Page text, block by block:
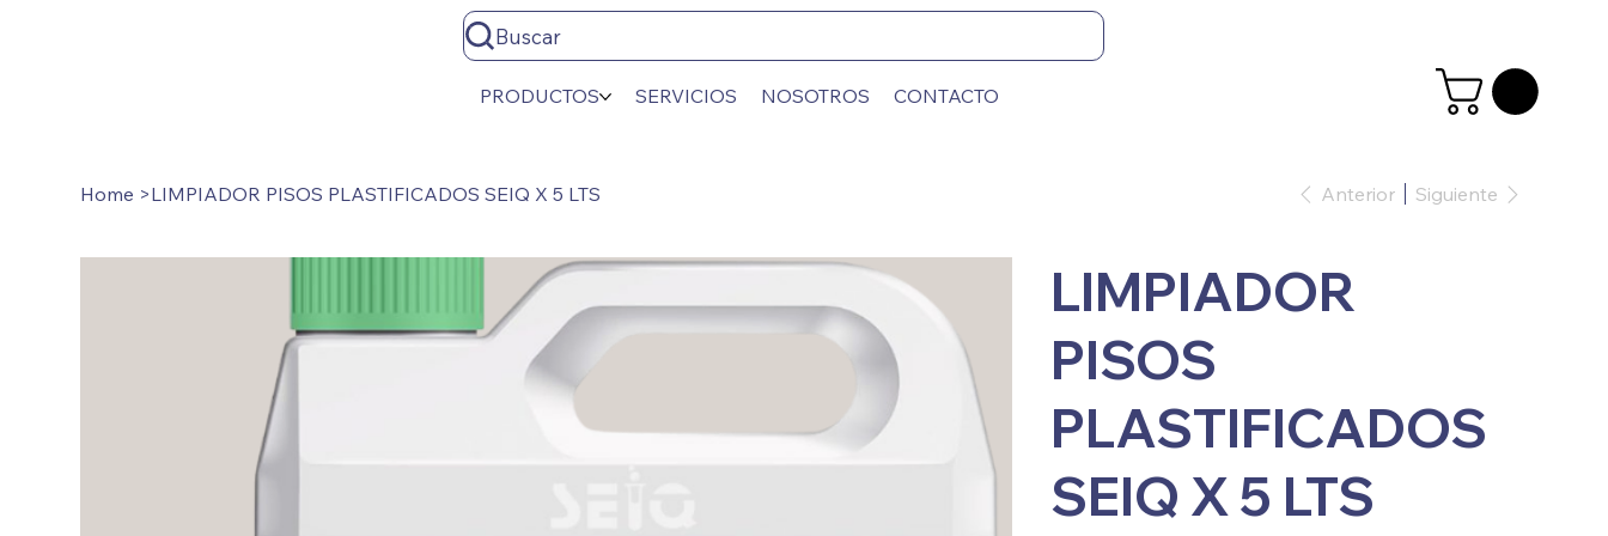
Buscar
PRODUCTOS SERVICIOS NOSOTROS CONTACTO
Home >LIMPIADOR PISOS PLASTIFICADOS SEIQ X 5 LTS Anterior Siguiente
LIMPIADOR
PISOS
PLASTIFICADOS
SEIQ X 5 LTS